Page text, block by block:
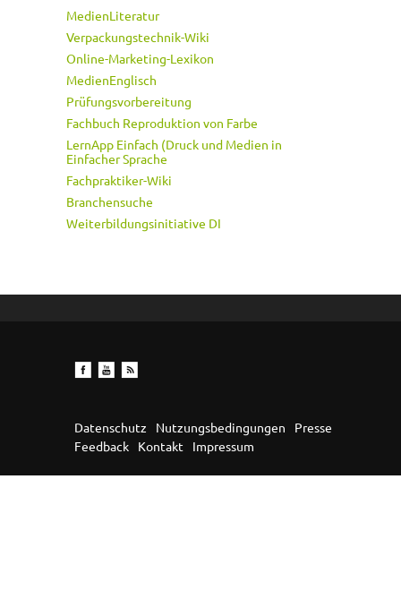
MedienLiteratur
Verpackungstechnik-Wiki
Online-Marketing-Lexikon
MedienEnglisch
Prüfungsvorbereitung
Fachbuch Reproduktion von Farbe
LernApp Einfach (Druck und Medien in
Einfacher Sprache
Fachpraktiker-Wiki
Branchensuche
Weiterbildungsinitiative DI
Datenschutz Nutzungsbedingungen
Presse
Feedback
Kontakt Impressum